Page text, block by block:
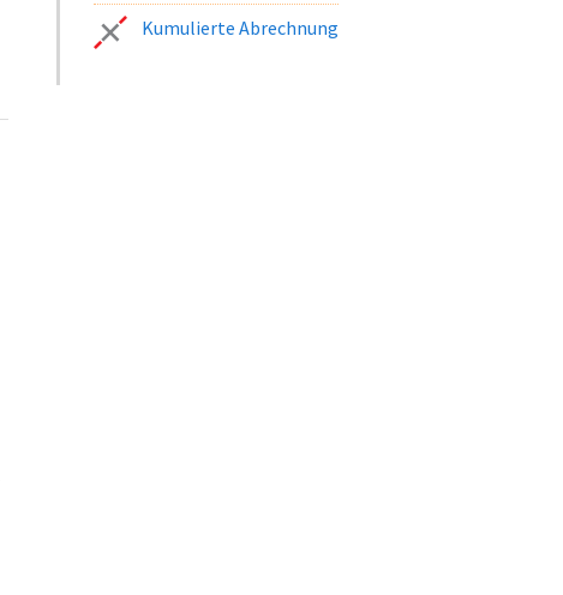
Kumulierte Abrechnung